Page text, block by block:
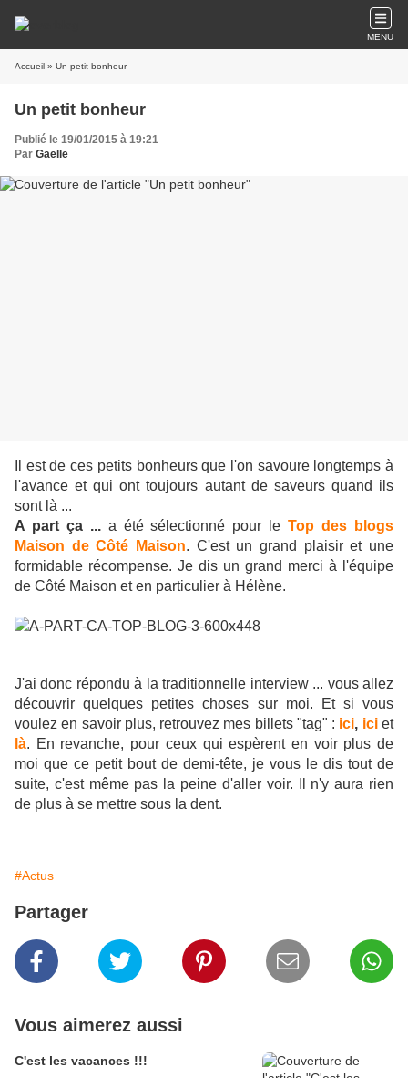
MENU
Accueil » Un petit bonheur
Un petit bonheur
Publié le 19/01/2015 à 19:21
Par Gaëlle
Il est de ces petits bonheurs que l'on savoure longtemps à
l'avance et qui ont toujours autant de saveurs quand ils
sont là ...
A part ça ...a été sélectionné pour leTop des blogs
Maison de Côté Maison. C'est un grand plaisir et une
formidable récompense. Je dis un grand merci à l'équipe
de Côté Maison et en particulier à Hélène.
J'ai donc répondu à la traditionnelle interview ... vous allez
découvrir quelques petites choses sur moi. Et si vous
voulez en savoir plus, retrouvez mes billets "tag" : ici, iciet
là. En revanche, pour ceux qui espèrent en voir plus de
moi que ce petit bout de demi-tête, je vous le dis tout de
suite, c'est même pas la peine d'aller voir. Il n'y aura rien
de plus à se mettre sous la dent.
#Actus
Partager
Vous aimerez aussi
C'est les vacances !!!